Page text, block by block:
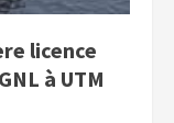
licence
à UTM